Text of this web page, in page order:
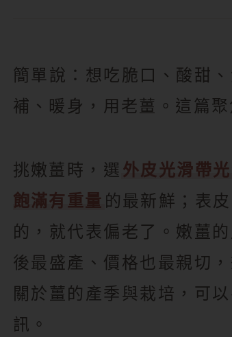
簡單說：想吃脆口、酸甜
補、暖身，用老薑。這篇
挑嫩薑時，選 外皮光滑帶
飽滿有重量 的最新鮮；表
的，就代表偏老了。嫩薑
後最盛產、價格也最親切
關於薑的產季與栽培，可以
訊。